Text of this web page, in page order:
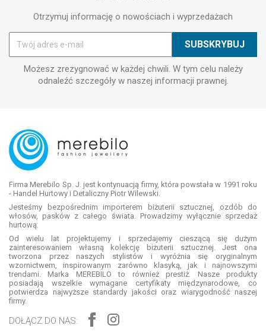
Otrzymuj informację o nowościach i wyprzedażach
Możesz zrezygnować w każdej chwili. W tym celu należy
odnaleźć szczegóły w naszej informacji prawnej.
Firma Merebilo Sp. J. jest kontynuacją firmy, która powstała w 1991 roku
- Handel Hurtowy i Detaliczny Piotr Wilewski.
Jesteśmy bezpośrednim importerem biżuterii sztucznej, ozdób do
włosów, pasków z całego świata. Prowadzimy wyłącznie sprzedaż
hurtową.
Od wielu lat projektujemy i sprzedajemy cieszącą się dużym
zainteresowaniem własną kolekcję biżuterii sztucznej. Jest ona
tworzona przez naszych stylistów i wyróżnia się oryginalnym
wzornictwem, inspirowanym zarówno klasyką, jak i najnowszymi
trendami. Marka MEREBILO to również prestiż. Nasze produkty
posiadają wszelkie wymagane certyfikaty międzynarodowe, co
potwierdza najwyższe standardy jakości oraz wiarygodność naszej
firmy.
DOŁĄCZ DO NAS: